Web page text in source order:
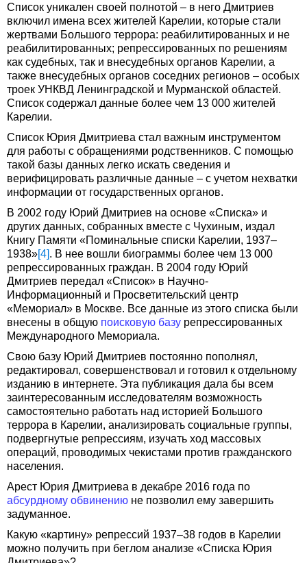
Список уникален своей полнотой – в него Дмитриев
включил имена всех жителей Карелии, которые стали
жертвами Большого террора: реабилитированных и не
реабилитированных; репрессированных по решениям
как судебных, так и внесудебных органов Карелии, а
также внесудебных органов соседних регионов – особых
троек УНКВД Ленинградской и Мурманской областей.
Список содержал данные более чем 13 000 жителей
Карелии.
Список Юрия Дмитриева стал важным инструментом
для работы с обращениями родственников. С помощью
такой базы данных легко искать сведения и
верифицировать различные данные – с учетом нехватки
информации от государственных органов.
В 2002 году Юрий Дмитриев на основе «Списка» и
других данных, собранных вместе с Чухиным, издал
Книгу Памяти «Поминальные списки Карелии, 1937–
1938»[4]. В нее вошли биограммы более чем 13 000
репрессированных граждан. В 2004 году Юрий
Дмитриев передал «Список» в Научно-
Информационный и Просветительский центр
«Мемориал» в Москве. Все данные из этого списка были
внесены в общую поисковую базу репрессированных
Международного Мемориала.
Свою базу Юрий Дмитриев постоянно пополнял,
редактировал, совершенствовал и готовил к отдельному
изданию в интернете. Эта публикация дала бы всем
заинтересованным исследователям возможность
самостоятельно работать над историей Большого
террора в Карелии, анализировать социальные группы,
подвергнутые репрессиям, изучать ход массовых
операций, проводимых чекистами против гражданского
населения.
Арест Юрия Дмитриева в декабре 2016 года по
абсурдному обвинению не позволил ему завершить
задуманное.
Какую «картину» репрессий 1937–38 годов в Карелии
можно получить при беглом анализе «Списка Юрия